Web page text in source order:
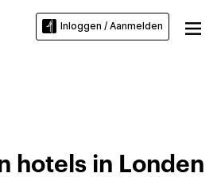
Inloggen / Aanmelden
hotels in Londen